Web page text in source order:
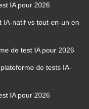
IA pour 2026
IA-natif vs tout-en-un en
de test IA pour 2026
de tests IA-
IA pour 2026